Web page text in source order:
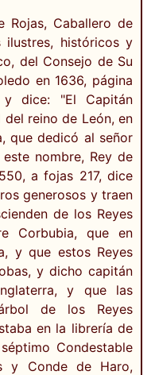
Rojas, Caballero de
ilustres, históricos y
del Consejo de Su
en 1636, página
dice: "El Capitán
del reino de León, en
que dedicó al señor
nombre, Rey de
a fojas 217, dice
generosos y traen
de los Reyes
Corbubia, que en
y que estos Reyes
y dicho capitán
y que las
de los Reyes
en la librería de
Condestable
y Conde de Haro,